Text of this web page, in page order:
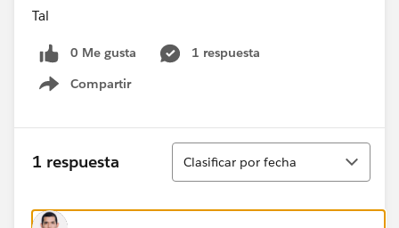
Tal
0 Me gusta
1 respuesta
Compartir
Show menu
1 respuesta
Ordenar
Clasificar por fecha